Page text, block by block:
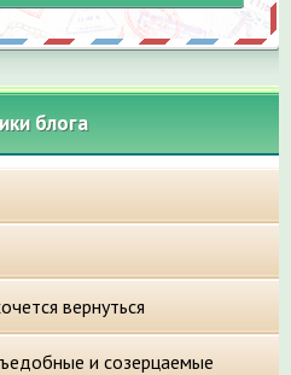
блога
вернуться
и созерцаемые